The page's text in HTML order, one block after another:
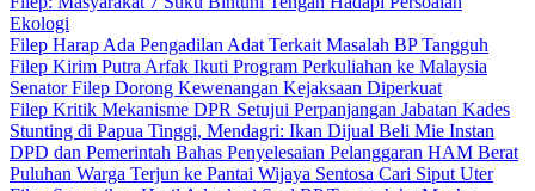
Ekologi
Filep Harap Ada Pengadilan Adat Terkait Masalah BP Tangguh
Filep Kirim Putra Arfak Ikuti Program Perkuliahan ke Malaysia
Senator Filep Dorong Kewenangan Kejaksaan Diperkuat
Filep Kritik Mekanisme DPR Setujui Perpanjangan Jabatan Kades
Stunting di Papua Tinggi, Mendagri: Ikan Dijual Beli Mie Instan
DPD dan Pemerintah Bahas Penyelesaian Pelanggaran HAM Berat
Puluhan Warga Terjun ke Pantai Wijaya Sentosa Cari Siput Uter